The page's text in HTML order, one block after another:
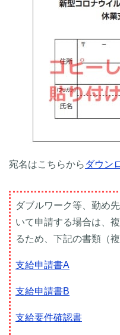
宛名はこちらから ダウン
ダブルワーク等、勤め
いて申請する場合は、
るため、下記の書類（
支給申請書A
支給申請書B
支給要件確認書